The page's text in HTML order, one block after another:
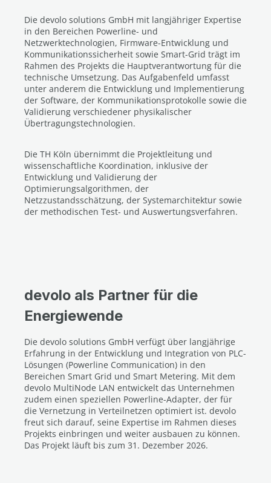
Die devolo solutions GmbH mit langjähriger Expertise
in den Bereichen Powerline- und
Netzwerktechnologien, Firmware-Entwicklung und
Kommunikationssicherheit sowie Smart-Grid trägt im
Rahmen des Projekts die Hauptverantwortung für die
technische Umsetzung. Das Aufgabenfeld umfasst
unter anderem die Entwicklung und Implementierung
der Software, der Kommunikationsprotokolle sowie die
Validierung verschiedener physikalischer
Übertragungstechnologien.
Die TH Köln übernimmt die Projektleitung und
wissenschaftliche Koordination, inklusive der
Entwicklung und Validierung der
Optimierungsalgorithmen, der
Netzzustandsschätzung, der Systemarchitektur sowie
der methodischen Test- und Auswertungsverfahren.
devolo als Partner für die
Energiewende
Die devolo solutions GmbH verfügt über langjährige
Erfahrung in der Entwicklung und Integration von PLC-
Lösungen (Powerline Communication) in den
Bereichen Smart Grid und Smart Metering. Mit dem
devolo MultiNode LAN entwickelt das Unternehmen
zudem einen speziellen Powerline-Adapter, der für
die Vernetzung in Verteilnetzen optimiert ist. devolo
freut sich darauf, seine Expertise im Rahmen dieses
Projekts einbringen und weiter ausbauen zu können.
Das Projekt läuft bis zum 31. Dezember 2026.